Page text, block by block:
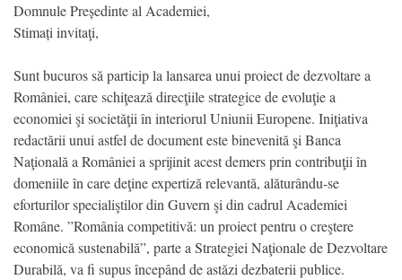
Domnule Președinte al Academiei,
Stimați invitaţi,
Sunt bucuros să particip la lansarea unui proiect de dezvoltare a
României, care schiţează direcţiile strategice de evoluţie a
economiei şi societăţii în interiorul Uniunii Europene. Iniţiativa
redactării unui astfel de document este binevenită şi Banca
Naţională a României a sprijinit acest demers prin contribuţii în
domeniile în care deţine expertiză relevantă, alăturându-se
eforturilor specialiştilor din Guvern şi din cadrul Academiei
Române. ”România competitivă: un proiect pentru o creştere
economică sustenabilă”, parte a Strategiei Naţionale de Dezvoltare
Durabilă, va fi supus începând de astăzi dezbaterii publice.